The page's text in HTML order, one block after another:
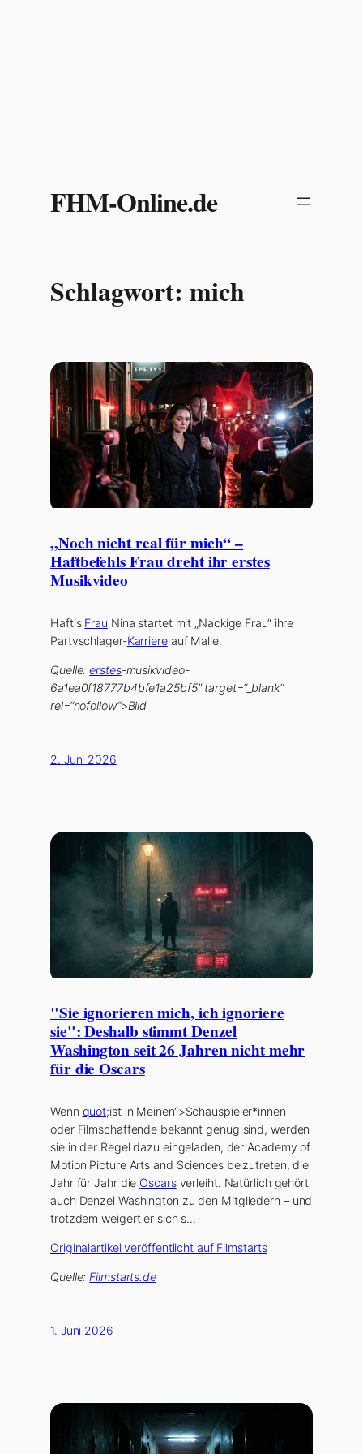
springenFHM-Online.de
Schlagwort: mich
„Noch nicht real für mich“ –
Haftbefehls Frau dreht ihr erstes
Musikvideo
Haftis Frau Nina startet mit „Nackige Frau“ ihre
Partyschlager-Karriereauf Malle.
Quelle:erstes-musikvideo-
6a1ea0f18777b4bfe1a25bf5″ target=“_blank“
rel=“nofollow“>Bild
2. Juni 2026
"Sie ignorieren mich, ich ignoriere
sie": Deshalb stimmt Denzel
Washington seit 26 Jahren nicht mehr
für die Oscars
Wenn quot;ist in Meinen“>Schauspieler*innen
oder Filmschaffende bekannt genug sind, werden
sie in der Regel dazu eingeladen, der Academy of
Motion Picture Arts and Sciences beizutreten, die
Jahr für Jahr die Oscarsverleiht. Natürlich gehört
auch Denzel Washington zu den Mitgliedern – und
trotzdem weigert er sich s…
Originalartikel veröffentlicht auf Filmstarts
Quelle: Filmstarts.de
1. Juni 2026